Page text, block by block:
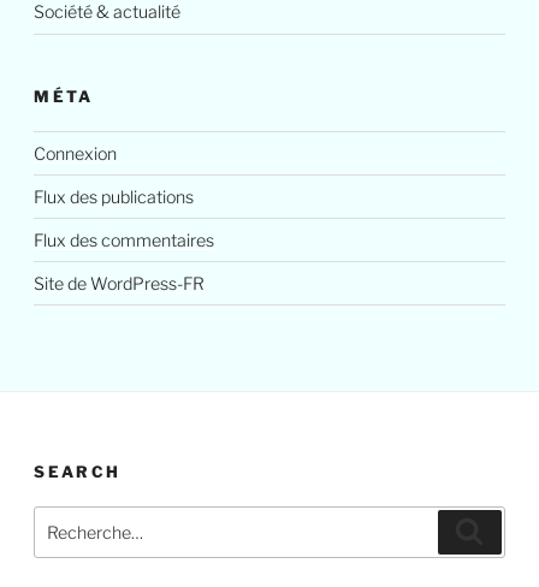
Société & actualité
MÉTA
Connexion
Flux des publications
Flux des commentaires
Site de WordPress-FR
SEARCH
pour